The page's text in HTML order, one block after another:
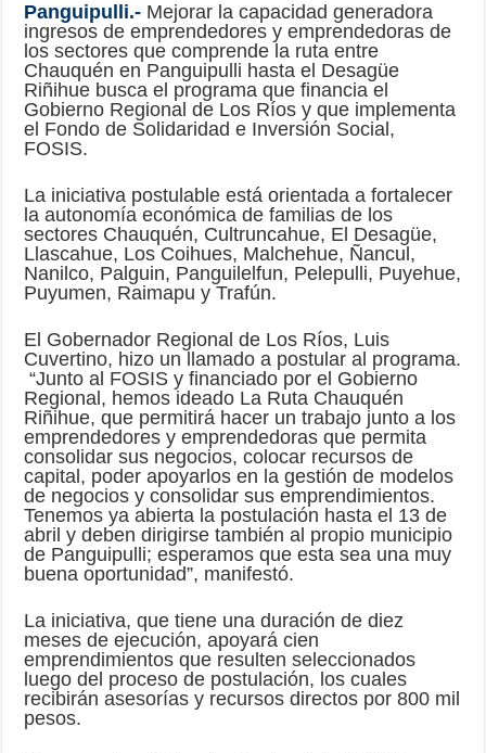
Panguipulli.- Mejorar la capacidad generadora
ingresos de emprendedores y emprendedoras de
los sectores que comprende la ruta entre
Chauquén en Panguipulli hasta el Desagüe
Riñihue busca el programa que financia el
Gobierno Regional de Los Ríos y que implementa
el Fondo de Solidaridad e Inversión Social,
FOSIS.
La iniciativa postulable está orientada a fortalecer
la autonomía económica de familias de los
sectores Chauquén, Cultruncahue, El Desagüe,
Llascahue, Los Coihues, Malchehue, Ñancul,
Nanilco, Palguin, Panguilelfun, Pelepulli, Puyehue,
Puyumen, Raimapu y Trafún.
El Gobernador Regional de Los Ríos, Luis
Cuvertino, hizo un llamado a postular al programa.
“Junto al FOSIS y financiado por el Gobierno
Regional, hemos ideado La Ruta Chauquén
Riñihue, que permitirá hacer un trabajo junto a los
emprendedores y emprendedoras que permita
consolidar sus negocios, colocar recursos de
capital, poder apoyarlos en la gestión de modelos
de negocios y consolidar sus emprendimientos.
Tenemos ya abierta la postulación hasta el 13 de
abril y deben dirigirse también al propio municipio
de Panguipulli; esperamos que esta sea una muy
buena oportunidad”, manifestó.
La iniciativa, que tiene una duración de diez
meses de ejecución, apoyará cien
emprendimientos que resulten seleccionados
luego del proceso de postulación, los cuales
recibirán asesorías y recursos directos por 800 mil
pesos.